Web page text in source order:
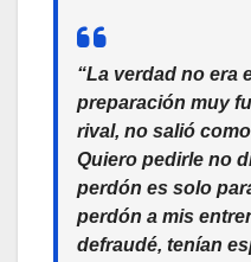
“La verdad no era
preparación muy
rival, no salió
Quiero pedirle no
perdón es solo
perdón a mis
defraudé, tenían